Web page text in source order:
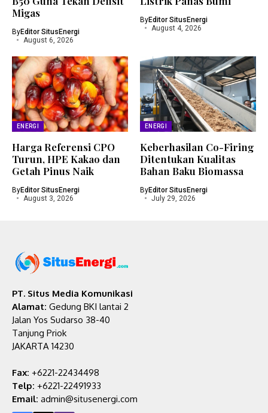
Migas
ByEditor SitusEnergi
August 6, 2026
ByEditor SitusEnergi
August 4, 2026
ENERGI
Harga Referensi CPO
Turun, HPE Kakao dan
Getah Pinus Naik
ByEditor SitusEnergi
August 3, 2026
ENERGI
Keberhasilan Co-Firing
Ditentukan Kualitas
Bahan Baku Biomassa
ByEditor SitusEnergi
July 29, 2026
PT. Situs Media Komunikasi
Alamat: Gedung BKI lantai 2
Jalan Yos Sudarso 38-40
Tanjung Priok
JAKARTA 14230
Fax: +6221-22434498
Telp: +6221-22491933
Email: admin@situsenergi.com